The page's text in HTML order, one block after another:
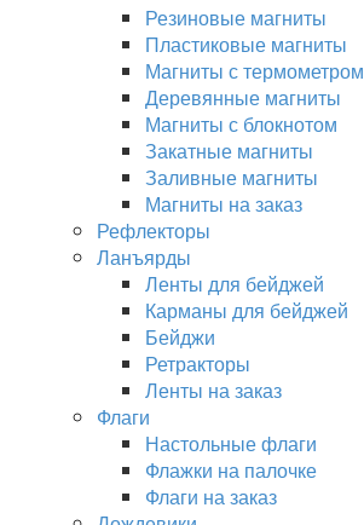
Резиновые магниты
Пластиковые магниты
Магниты с термометром
Деревянные магниты
Магниты с блокнотом
Закатные магниты
Заливные магниты
Магниты на заказ
Рефлекторы
Ланъярды
Ленты для бейджей
Карманы для бейджей
Бейджи
Ретракторы
Ленты на заказ
Флаги
Настольные флаги
Флажки на палочке
Флаги на заказ